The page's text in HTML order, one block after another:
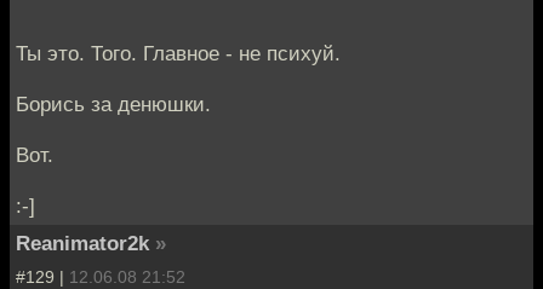
Ты это. Того. Главное - не психуй.
Борись за денюшки.
Вот.
:-]
Reanimator2k »
#129 | 12.06.08 21:52